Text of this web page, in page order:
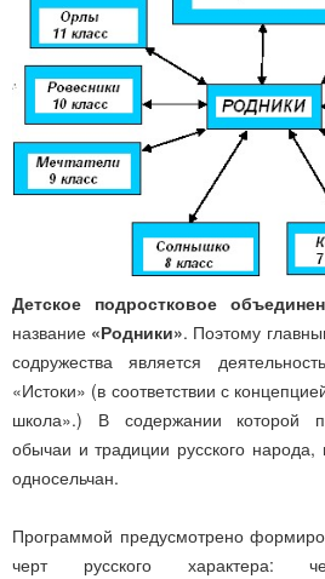
Детское подростковое
название «Родники». Поэтому
содружества является
«Истоки» (в соответствии с
школа».) В содержании которой
обычаи и традиции русского
односельчан.
Программой предусмотрено
черт русского характера: